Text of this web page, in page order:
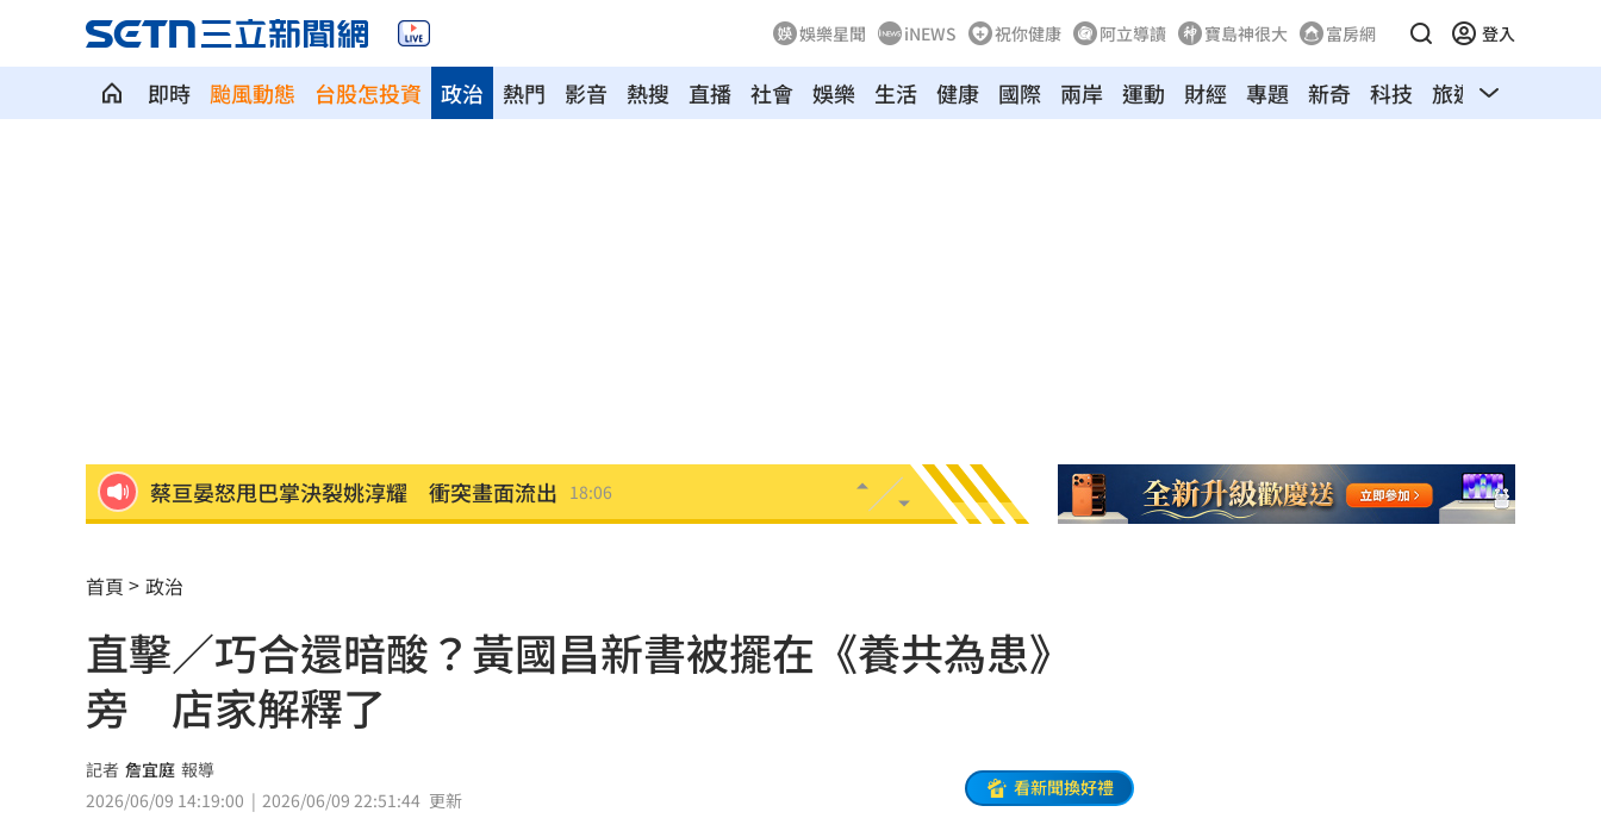
娛樂星聞 iNEWS 祝你健康 阿立導讀 寶島神很大 富房網 登入
即時 颱風動態 台股怎投資 熱門 影音 熱搜 直播
政治 社會 娛樂 生活 健康 國際 兩岸 運動 財經 專題 新奇 科技 旅遊 汽車
關節危機！醫籲完整配方才有關鍵守護力 18:00
反制跨國鎮壓 學者：在地協力應提高罪刑
驚傳弊案！60名銀行員涉嫌收受百萬回扣 17:54
中國國台辦推台青e家涉統戰 下場曝光
高橋文哉首來台 &TEAM成員K錄影喊話台粉
股民心碎！外資狠殺7金融「這檔最慘」
首頁 政治
直擊／巧合還暗酸？黃國昌新書被擺在《養共為患》
旁 店家解釋了
記者 詹宜庭 報導
2026/06/09 14:19:00
2026/06/09 22:51:44 更新
看新聞換好禮